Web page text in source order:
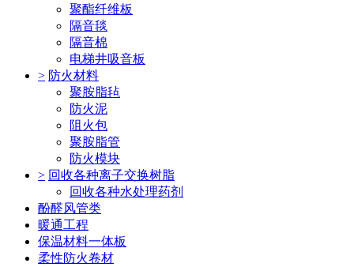
聚酯纤维板
隔音毯
隔音棉
电梯井吸音板
> 防火材料
聚胺脂毡
防火泥
阻火包
聚胺脂管
防火模块
> 回收各种离子交换树脂
回收各种水处理药剂
酚醛风管类
暖通工程
保温材料一体板
柔性防火卷材